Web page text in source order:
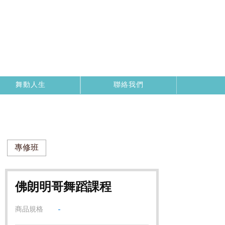
舞動人生 聯絡我們
專修班
佛朗明哥舞蹈課程
商品規格 -